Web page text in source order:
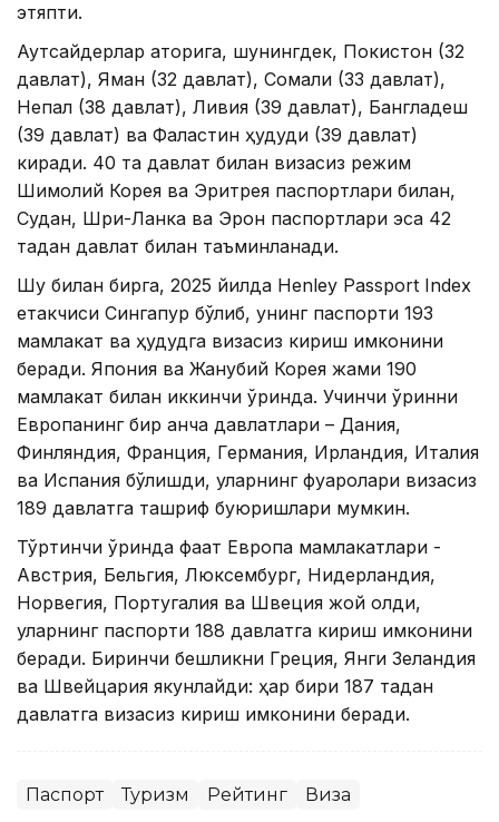
этяпти.
Аутсайдерлар қаторига, шунингдек, Покистон (32
давлат), Яман (32 давлат), Сомали (33 давлат),
Непал (38 давлат), Ливия (39 давлат), Бангладеш
(39 давлат) ва Фаластин ҳудуди (39 давлат)
киради. 40 та давлат билан визасиз режим
Шимолий Корея ва Эритрея паспортлари билан,
Судан, Шри-Ланка ва Эрон паспортлари эса 42
тадан давлат билан таъминланади.
Шу билан бирга, 2025 йилда Henley Passport Index
етакчиси Сингапур бўлиб, унинг паспорти 193
мамлакат ва ҳудудга визасиз кириш имконини
беради. Япония ва Жанубий Корея жами 190
мамлакат билан иккинчи ўринда. Учинчи ўринни
Европанинг бир қанча давлатлари – Дания,
Финляндия, Франция, Германия, Ирландия, Италия
ва Испания бўлишди, уларнинг фуқаролари визасиз
189 давлатга ташриф буюришлари мумкин.
Тўртинчи ўринда фақат Европа мамлакатлари -
Австрия, Бельгия, Люксембург, Нидерландия,
Норвегия, Португалия ва Швеция жой олди,
уларнинг паспорти 188 давлатга кириш имконини
беради. Биринчи бешликни Греция, Янги Зеландия
ва Швейцария якунлайди: ҳар бири 187 тадан
давлатга визасиз кириш имконини беради.
Паспорт Туризм Рейтинг Виза